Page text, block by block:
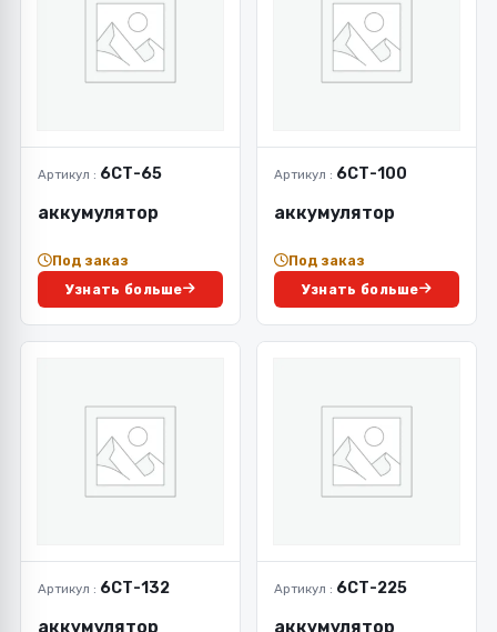
Артикул : 6СТ-65
аккумулятор
Под заказ
Узнать больше
Артикул : 6СТ-100
аккумулятор
Под заказ
Узнать больше
Артикул : 6СТ-132
аккумулятор
Артикул : 6СТ-225
аккумулятор